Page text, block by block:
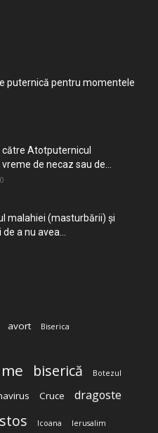
puternică pentru momentele
Atotputernicul
de necaz sau de...
malahiei (masturbării) şi
a nu avea...
avort Biserica
biserică Botezul
Cruce dragoste
Icoana Ierusalim